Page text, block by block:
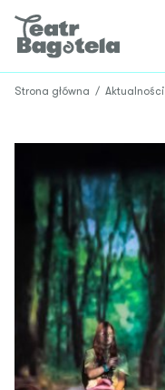
Strona główna / Aktualności